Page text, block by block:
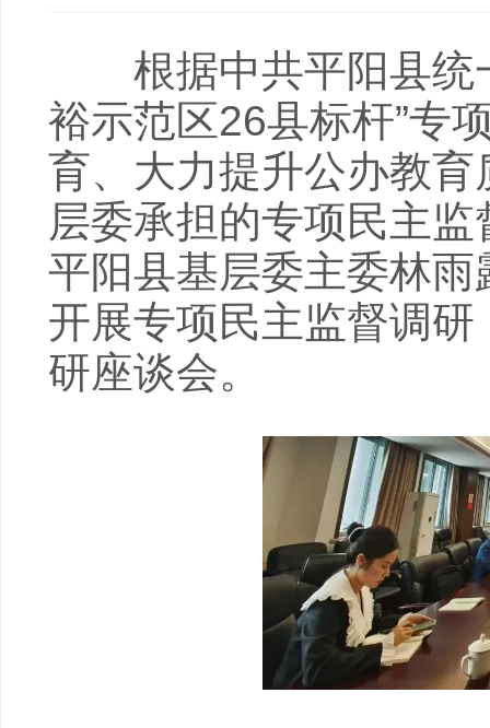
根据中共平阳县统
裕示范区26县标杆”专
育、大力提升公办教
层委承担的专项民主
平阳县基层委主委林
开展专项民主监督调
研座谈会。